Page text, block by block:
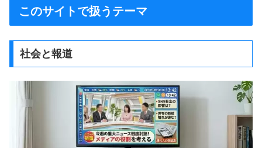
このサイトで扱うテーマ
社会と報道